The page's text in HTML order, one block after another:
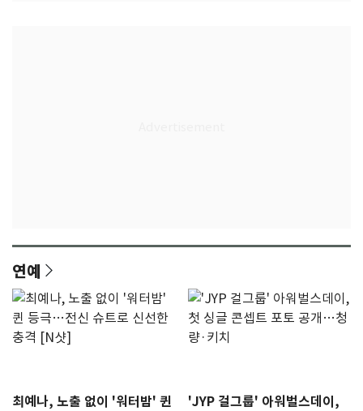
연예
최예나, 노출 없이 '워터밤' 퀸
'JYP 걸그룹' 아워벌스데이,